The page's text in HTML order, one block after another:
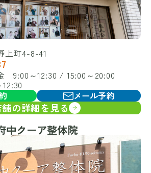
上町4-8-41
9:00～12:30 / 15:00～20:00
メール予約
舗の詳細を見る
中クーア整体院